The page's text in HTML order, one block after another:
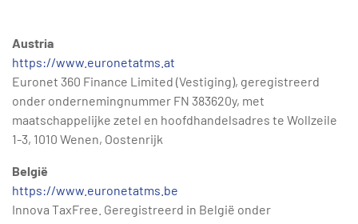
Austria
https://www.euronetatms.at
Euronet 360 Finance Limited (Vestiging), geregistreerd
onder ondernemingnummer FN 383620y, met
maatschappelijke zetel en hoofdhandelsadres te Wollzeile
1-3, 1010 Wenen, Oostenrijk
België
https://www.euronetatms.be
Innova TaxFree. Geregistreerd in België onder